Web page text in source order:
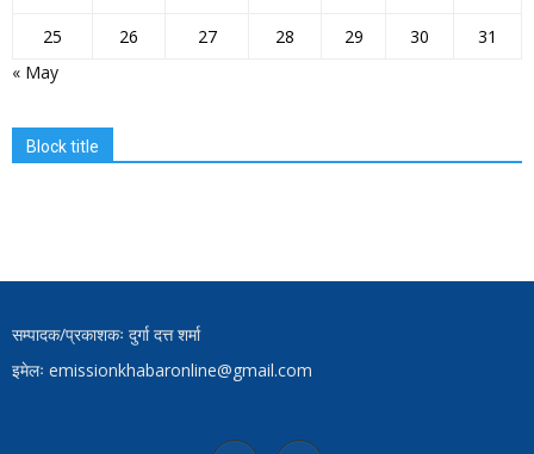
25
26 27 28 29 30
31
« May
Block title
सम्पादक/प्रकाशकः दुर्गा दत्त शर्मा
इमेलः emissionkhabaronline@gmail.com